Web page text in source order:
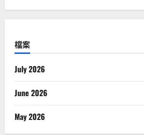
檔案
July 2026
June 2026
May 2026